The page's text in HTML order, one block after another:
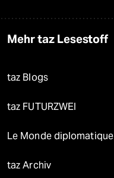
Mehr taz Lesestoff
taz Blogs
taz FUTURZWEI
Le Monde diplomatique
taz Archiv